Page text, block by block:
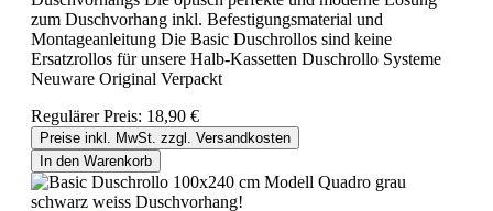
zum Duschvorhang inkl. Befestigungsmaterial und
Montageanleitung Die Basic Duschrollos sind keine
Ersatzrollos für unsere Halb-Kassetten Duschrollo Systeme
Neuware Original Verpackt
Regulärer Preis: 18,90 €
Preise inkl. MwSt. zzgl. Versandkosten
In den Warenkorb